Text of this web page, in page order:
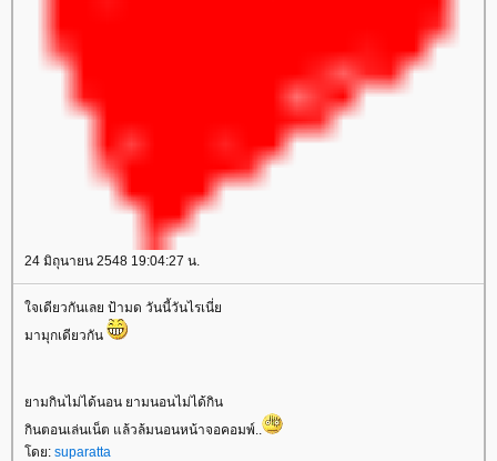
24 มิถุนายน 2548 19:04:27 น.
จเดียวกันเลย ป้ามด วันนี้วันไรเนี่
มามุกเดียวกัน
ามกินไม่ได้นอน ยามนอนไม่ได้กิน
กินตอนเล่นเน็ต แล้วล้มนอนหน้าจอคอมพ์..
ดย: suparatta